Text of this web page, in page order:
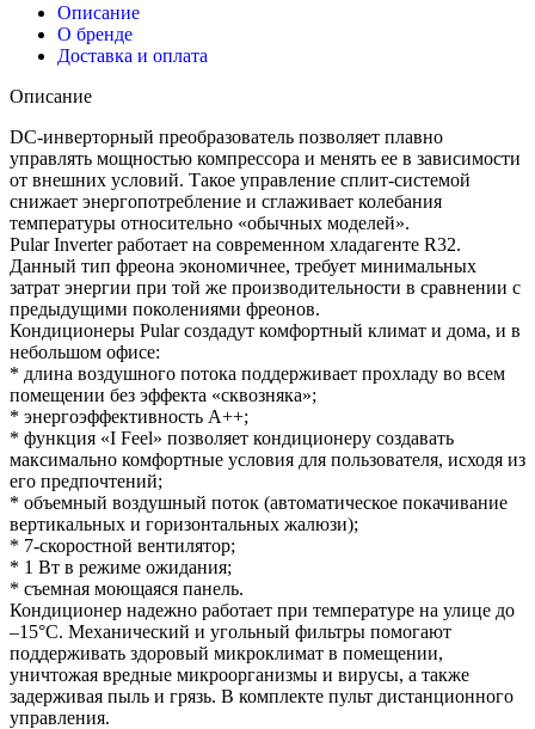
Описание
О бренде
Доставка и оплата
Описание
DC-инверторный преобразователь позволяет плавно
управлять мощностью компрессора и менять ее в зависимости
от внешних условий. Такое управление сплит-системой
снижает энергопотребление и сглаживает колебания
температуры относительно «обычных моделей».
Pular Inverter работает на современном хладагенте R32.
Данный тип фреона экономичнее, требует минимальных
затрат энергии при той же производительности в сравнении с
предыдущими поколениями фреонов.
Кондиционеры Pular создадут комфортный климат и дома, и в
небольшом офисе:
* длина воздушного потока поддерживает прохладу во всем
помещении без эффекта «сквозняка»;
* энергоэффективность А++;
* функция «I Feel» позволяет кондиционеру создавать
максимально комфортные условия для пользователя, исходя из
его предпочтений;
* объемный воздушный поток (автоматическое покачивание
вертикальных и горизонтальных жалюзи);
* 7-скоростной вентилятор;
* 1 Вт в режиме ожидания;
* съемная моющаяся панель.
Кондиционер надежно работает при температуре на улице до
–15°С. Механический и угольный фильтры помогают
поддерживать здоровый микроклимат в помещении,
уничтожая вредные микроорганизмы и вирусы, а также
задерживая пыль и грязь. В комплекте пульт дистанционного
управления.